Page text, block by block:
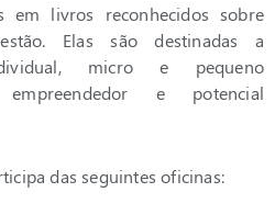
em livros reconhecidos sobre
Elas são destinadas a
micro e pequeno
e potencial
das seguintes oficinas: